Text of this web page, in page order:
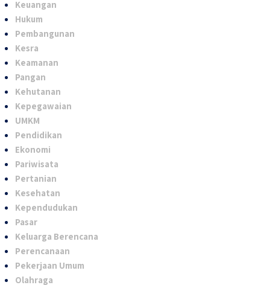
Keuangan
Hukum
Pembangunan
Kesra
Keamanan
Pangan
Kehutanan
Kepegawaian
UMKM
Pendidikan
Ekonomi
Pariwisata
Pertanian
Kesehatan
Kependudukan
Pasar
Keluarga Berencana
Perencanaan
Pekerjaan Umum
Olahraga